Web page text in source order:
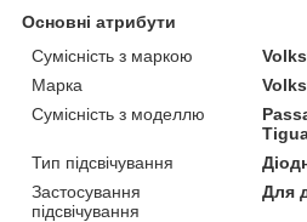
Основні атрибути
Сумісність з маркою
Марка
Сумісність з моделлю
Тип підсвічування
Застосування
підсвічування
Для